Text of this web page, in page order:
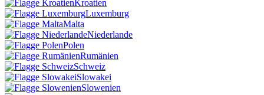
Kroatien
Luxemburg
Malta
Niederlande
Polen
Rumänien
Schweiz
Slowakei
Slowenien